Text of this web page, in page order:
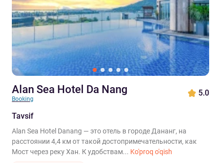
Alan Sea Hotel Da Nang
Booking
5.0
Tavsif
Alan Sea Hotel Danang — это отель в городе Дананг, на
расстоянии 4,4 км от такой достопримечательности, как
Мост через реку Хан. К удобствам... Ko'proq o'qish